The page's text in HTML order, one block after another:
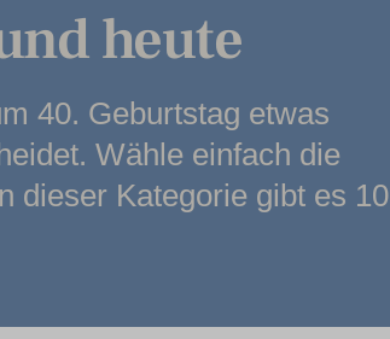
heute
40. Geburtstag etwas
Wähle einfach die
dieser Kategorie gibt es 10